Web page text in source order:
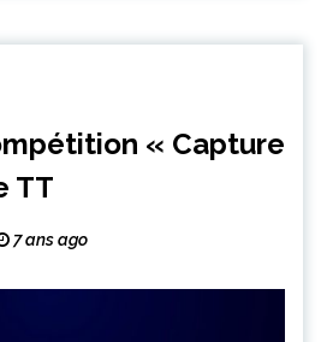
« Capture
TT
7 ans ago